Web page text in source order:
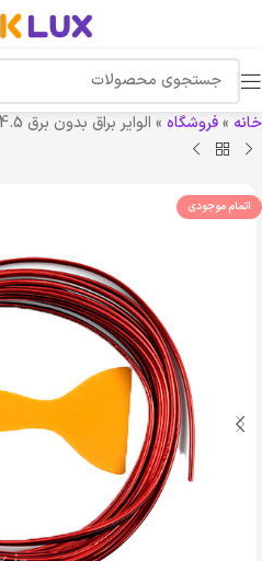
خانه »فروشگاه » الوایر براق بدون برق 4.5 متری EL Wire رنگ قرمز براق
اتمام موجودی